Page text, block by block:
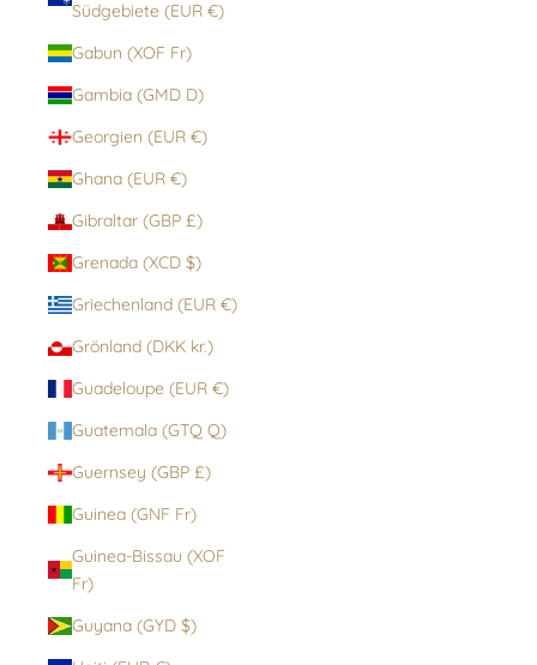
Südgebiete (EUR €)
Gabun (XOF Fr)
Gambia (GMD D)
Georgien (EUR €)
Ghana (EUR €)
Gibraltar (GBP £)
Grenada (XCD $)
Griechenland (EUR €)
Grönland (DKK kr.)
Guadeloupe (EUR €)
Guatemala (GTQ Q)
Guernsey (GBP £)
Guinea (GNF Fr)
Guinea-Bissau (XOF
Fr)
Guyana (GYD $)